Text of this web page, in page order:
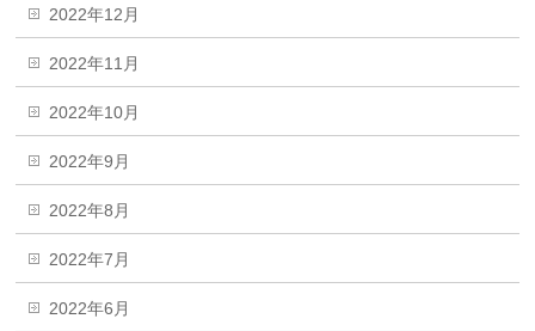
2022年12月
2022年11月
2022年10月
2022年9月
2022年8月
2022年7月
2022年6月